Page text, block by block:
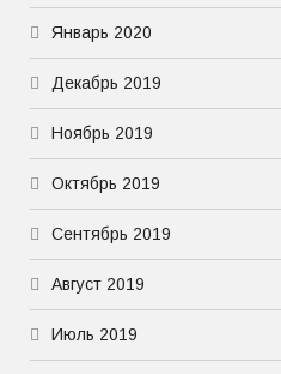
Январь 2020
Декабрь 2019
Ноябрь 2019
Октябрь 2019
Сентябрь 2019
Август 2019
Июль 2019